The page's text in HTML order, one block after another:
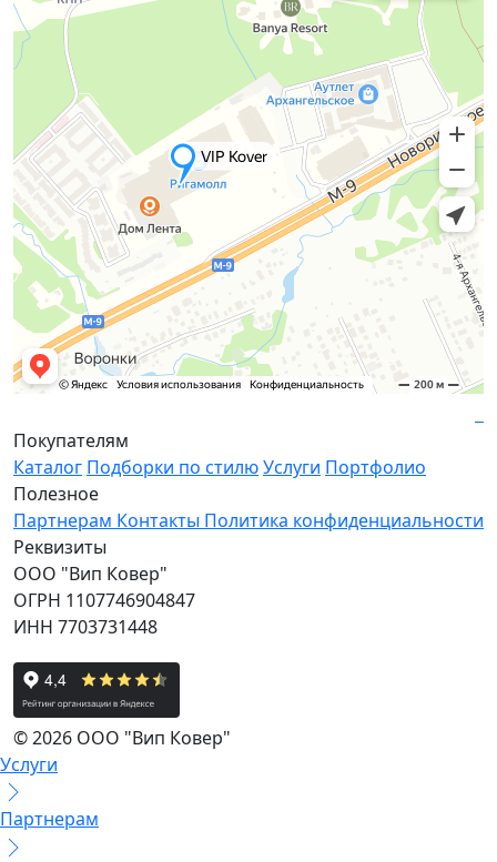
Покупателям
Каталог Подборки по стилюУслуги Портфолио
Полезное
Партнерам Контакты Политика конфиденциальности
Реквизиты
ООО "Вип Ковер"
ОГРН 1107746904847
ИНН 7703731448
© 2026 ООО "Вип Ковер"
Услуги
Партнерам